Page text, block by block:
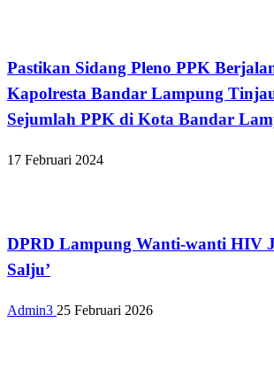
Pastikan Sidang Pleno PPK
Kapolresta Bandar Lampung
Sejumlah PPK di Kota Bandar
17 Februari 2024
DPRD Lampung Wanti-wanti HIV
Salju’
Admin3 25 Februari 2026